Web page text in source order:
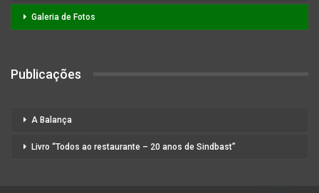
Galeria de Fotos
Publicações
A Balança
Livro “Todos ao restaurante – 20 anos de Sindbast”